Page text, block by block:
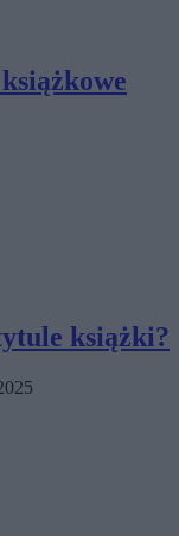
książki?